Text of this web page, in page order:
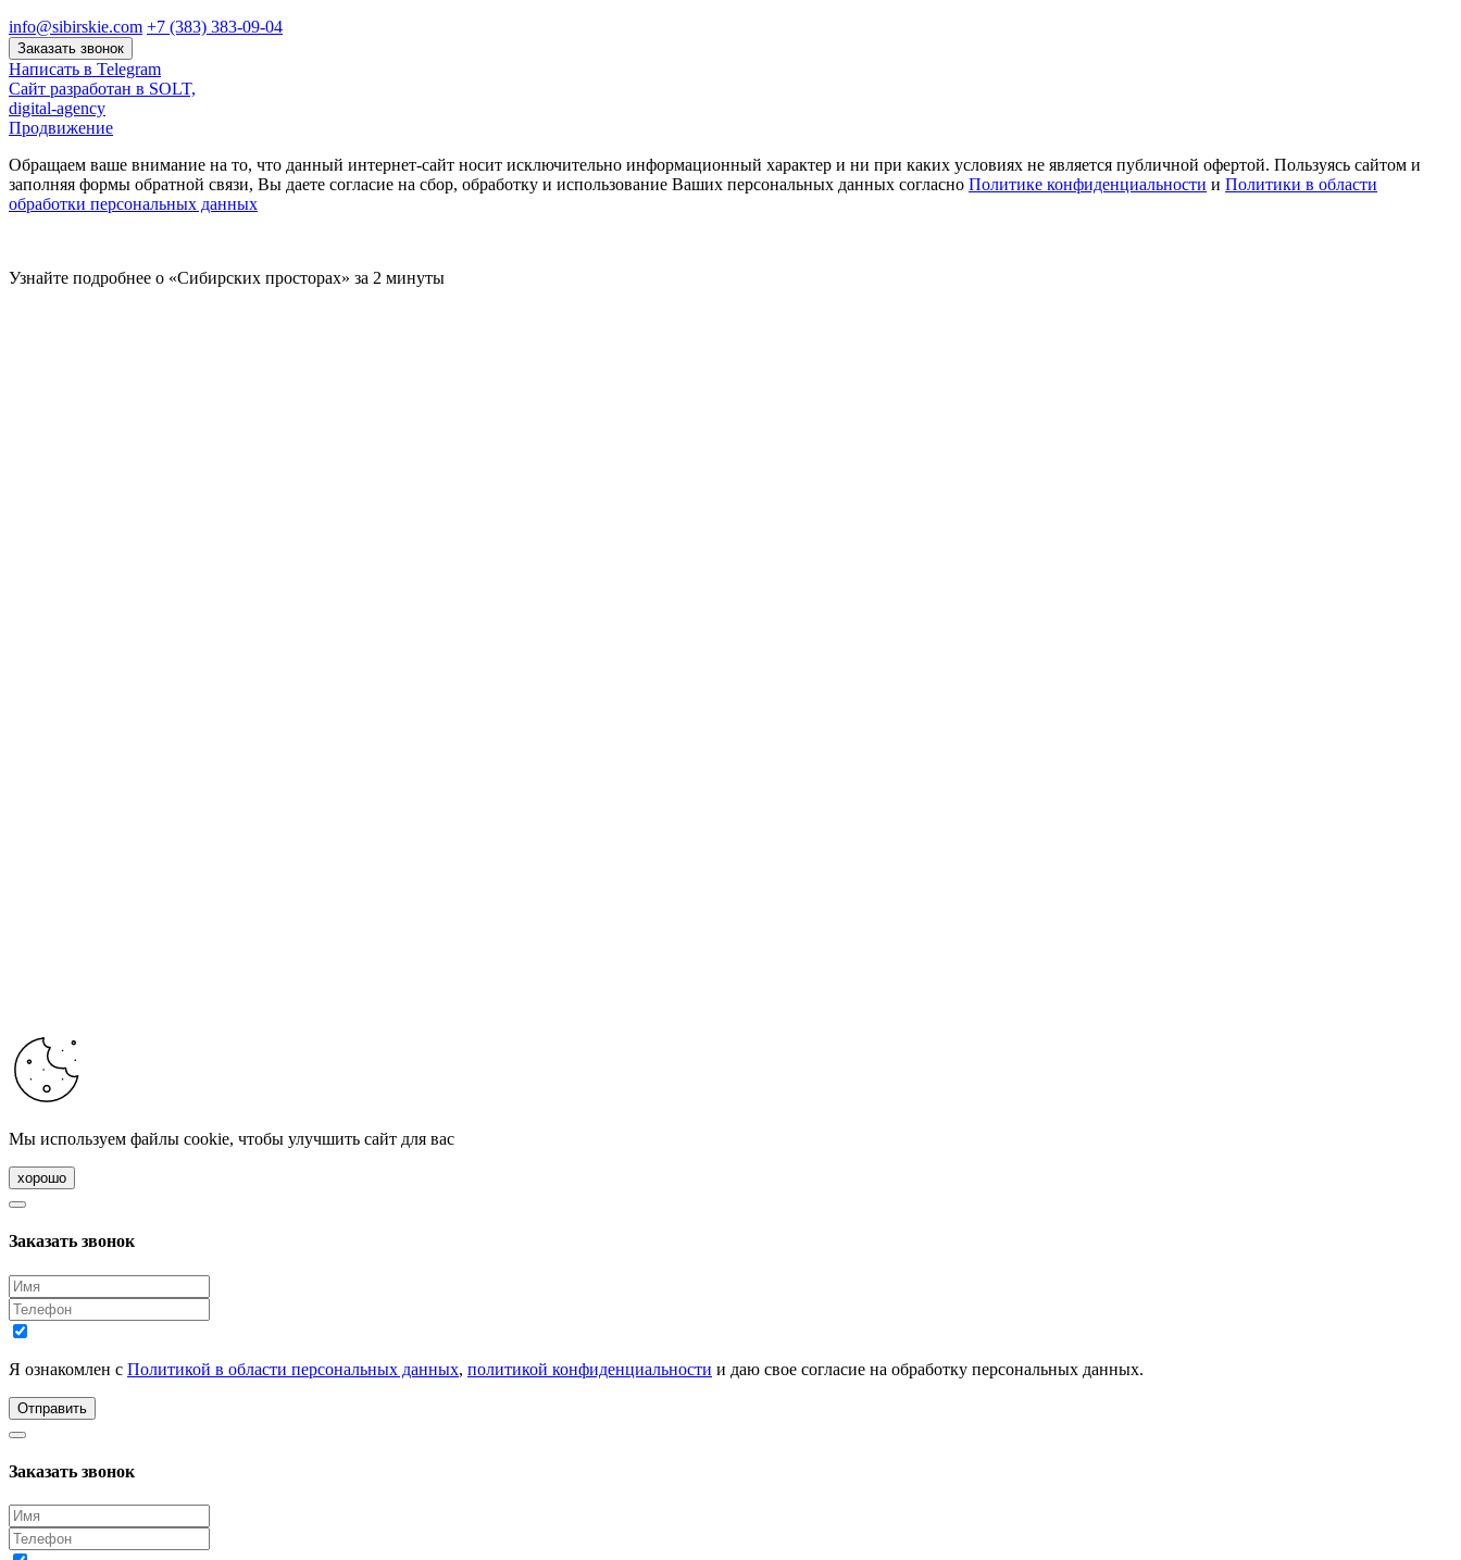
info@sibirskie.com +7 (383) 383-09-04
Заказать звонок
Написать в Telegram
Сайт разработан в SOLT,
digital-agency
Продвижение
Обращаем ваше внимание на то, что данный интернет-сайт носит исключительно информационный характер и ни при каких условиях не является публичной офертой. Пользуясь сайтом и
заполняя формы обратной связи, Вы даете согласие на сбор, обработку и использование Ваших персональных данных согласно Политике конфиденциальности и Политики в области
обработки персональных данных
Узнайте подробнее о «Сибирских просторах» за 2 минуты
Мы используем файлы cookie, чтобы улучшить сайт для вас
хорошо
Заказать звонок
Я ознакомлен с Политикой в области персональных данных, политикой конфиденциальности и даю свое согласие на обработку персональных данных.
Отправить
Заказать звонок